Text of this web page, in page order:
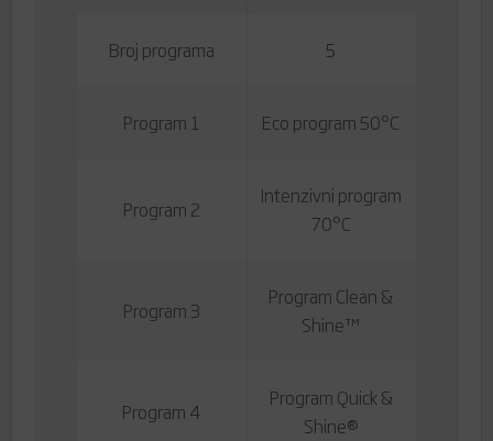
Broj programa 5
Program 1 Eco program 50°C
Program 2
Intenzivni program
70°C
Program 3
Program Clean &
Shine™
Program 4
Program Quick &
Shine®